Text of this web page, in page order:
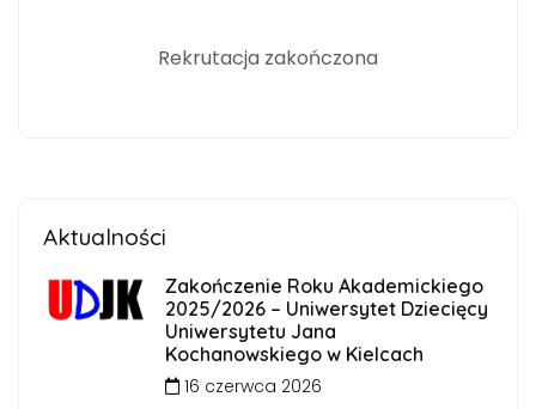
Rekrutacja zakończona
Aktualności
Zakończenie Roku Akademickiego
2025/2026 – Uniwersytet Dziecięcy
Uniwersytetu Jana
Kochanowskiego w Kielcach
16 czerwca 2026